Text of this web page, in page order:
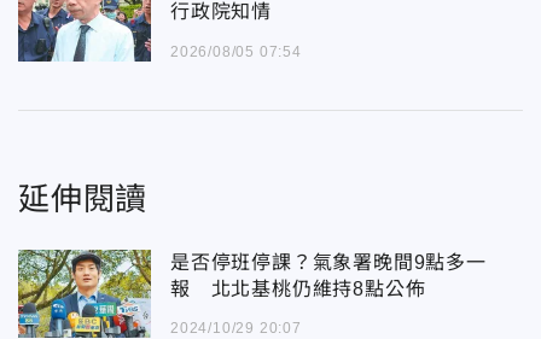
行政院知情
2026/08/05 07:54
延伸閱讀
是否停班停課？氣象署晚間9點多一
報 北北基桃仍維持8點公佈
2024/10/29 20:07